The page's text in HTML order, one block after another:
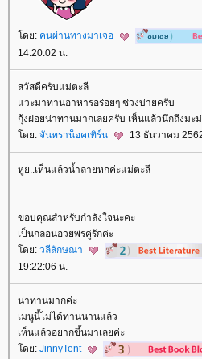
ดย: คนผ่านทางมาเจอ
14:20:02 น.
สวัสดีครับแม่ตะลี
วะมาทานอาหารอร่อยๆ ช่วงบ่ายครับ
กุ้งฝอยน่าทานมากเลยครับ เห็นแล้วนึกถึงมะ
ดย: จันทราน็อคเทิร์น 13 ธันวาคม
หูย..เห็นแล้วน้ำลายหกค่ะแม่ตะลี
ขอบคุณสำหรับกำลังใจนะคะ
เป็นกลอนอวยพรคู่รักค่ะ
ดย: วลีลักษณา
19:22:06 น.
น่าทานมากค่ะ
เมนูนี้ไม่ได้ทานนานแล้ว
เห็นแล้วอยากขึ้นมาเลยค่ะ
ดย: JinnyTent